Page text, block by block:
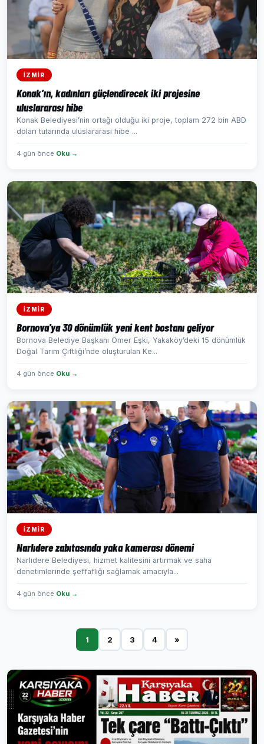
İZMİR
Konak’ın, kadınları güçlendirecek iki projesine
uluslararası hibe
Konak Belediyesi’nin ortağı olduğu iki proje, toplam 272 bin ABD
doları tutarında uluslararası hibe ...
4 gün önce Oku →
İZMİR
Bornova'ya 30 dönümlük yeni kent bostanı geliyor
Bornova Belediye Başkanı Ömer Eşki, Yakaköy’deki 15 dönümlük
Doğal Tarım Çiftliği’nde oluşturulan Ke...
4 gün önce Oku →
İZMİR
Narlıdere zabıtasında yaka kamerası dönemi
Narlıdere Belediyesi, hizmet kalitesini artırmak ve saha
denetimlerinde şeffaflığı sağlamak amacıyla...
4 gün önce Oku →
1 2 3 4 »